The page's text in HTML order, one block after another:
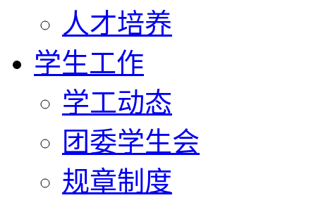
人才培养
学生工作
学工动态
团委学生会
规章制度